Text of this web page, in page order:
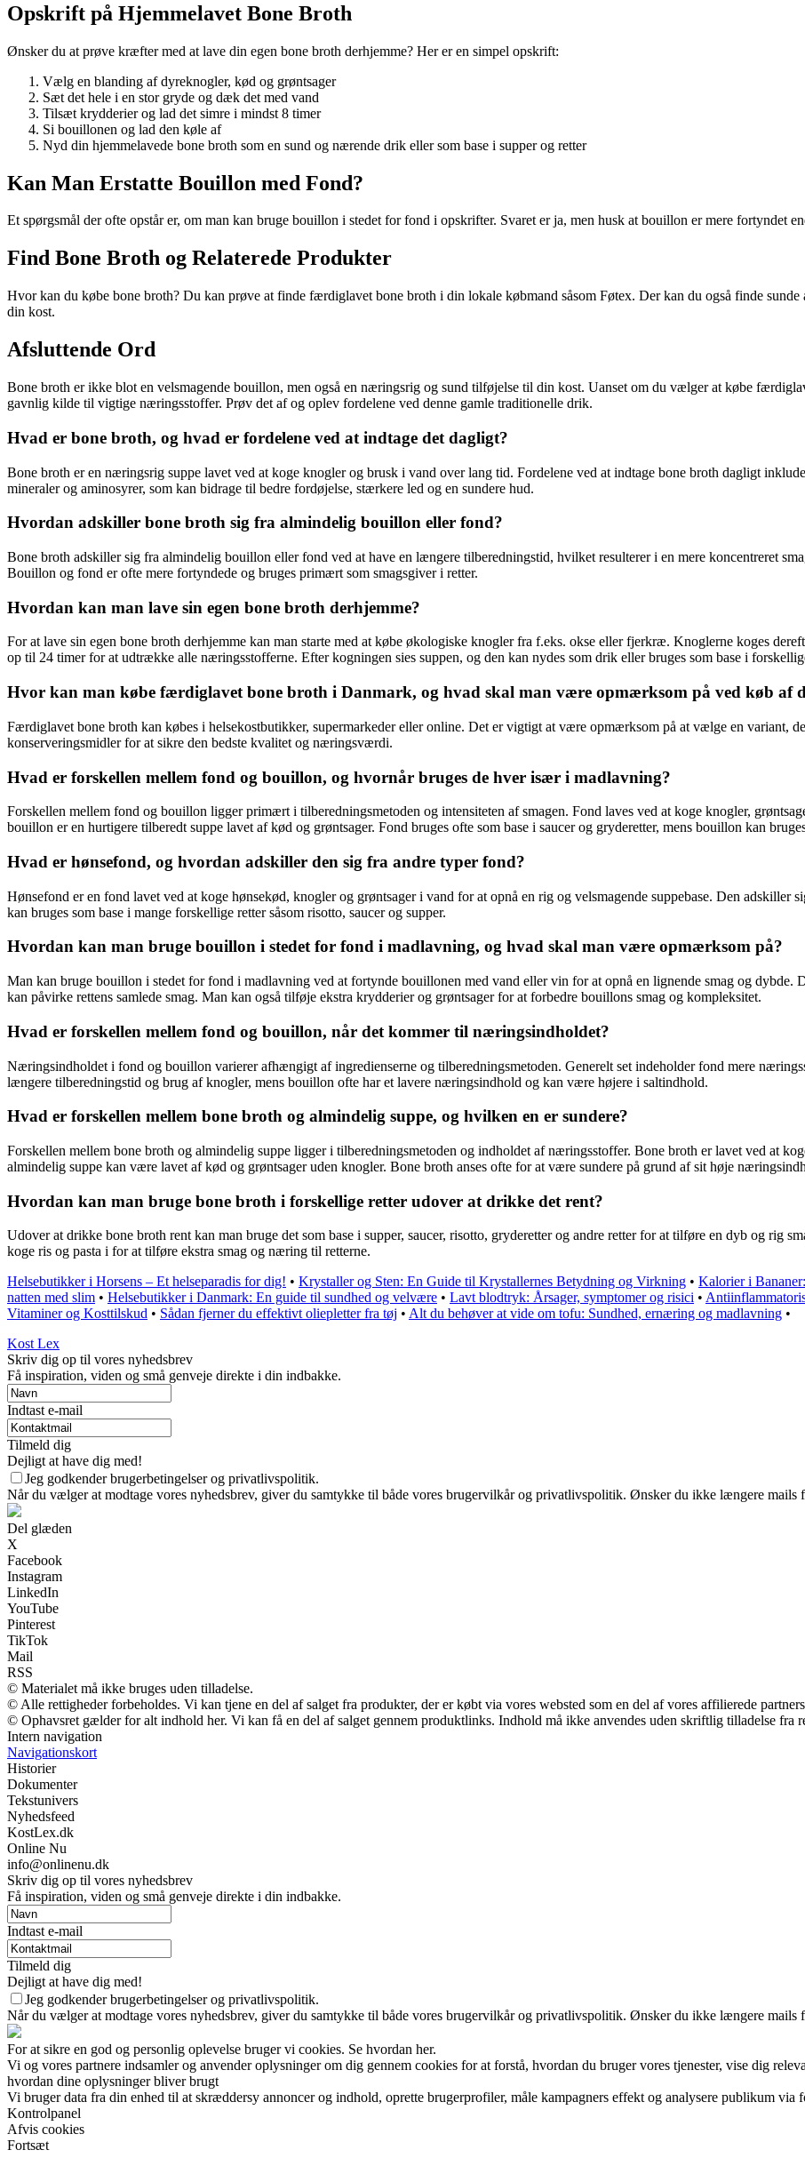
Opskrift på Hjemmelavet Bone Broth
Ønsker du at prøve kræfter med at lave din egen bone broth derhjemme? Her er en simpel opskrift:
Vælg en blanding af dyreknogler, kød og grøntsager
Sæt det hele i en stor gryde og dæk det med vand
Tilsæt krydderier og lad det simre i mindst 8 timer
Si bouillonen og lad den køle af
Nyd din hjemmelavede bone broth som en sund og nærende drik eller som base i supper og retter
Kan Man Erstatte Bouillon med Fond?
Et spørgsmål der ofte opstår er, om man kan bruge bouillon i stedet for fond i opskrifter. Svaret er ja, men husk at bouillon er mere fortyndet
Find Bone Broth og Relaterede Produkter
Hvor kan du købe bone broth? Du kan prøve at finde færdiglavet bone broth i din lokale købmand såsom Føtex. Der kan du også finde
din kost.
Afsluttende Ord
Bone broth er ikke blot en velsmagende bouillon, men også en næringsrig og sund tilføjelse til din kost. Uanset om du vælger at købe
gavnlig kilde til vigtige næringsstoffer. Prøv det af og oplev fordelene ved denne gamle traditionelle drik.
Hvad er bone broth, og hvad er fordelene ved at indtage det dagligt?
Bone broth er en næringsrig suppe lavet ved at koge knogler og brusk i vand over lang tid. Fordelene ved at indtage bone broth dagligt
mineraler og aminosyrer, som kan bidrage til bedre fordøjelse, stærkere led og en sundere hud.
Hvordan adskiller bone broth sig fra almindelig bouillon eller fond?
Bone broth adskiller sig fra almindelig bouillon eller fond ved at have en længere tilberedningstid, hvilket resulterer i en mere koncentreret
Bouillon og fond er ofte mere fortyndede og bruges primært som smagsgiver i retter.
Hvordan kan man lave sin egen bone broth derhjemme?
For at lave sin egen bone broth derhjemme kan man starte med at købe økologiske knogler fra f.eks. okse eller fjerkræ. Knoglerne koges
op til 24 timer for at udtrække alle næringsstofferne. Efter kogningen sies suppen, og den kan nydes som drik eller bruges som base i
Hvor kan man købe færdiglavet bone broth i Danmark, og hvad skal man være opmærksom på ved køb af
Færdiglavet bone broth kan købes i helsekostbutikker, supermarkeder eller online. Det er vigtigt at være opmærksom på at vælge en variant,
konserveringsmidler for at sikre den bedste kvalitet og næringsværdi.
Hvad er forskellen mellem fond og bouillon, og hvornår bruges de hver især i madlavning?
Forskellen mellem fond og bouillon ligger primært i tilberedningsmetoden og intensiteten af smagen. Fond laves ved at koge knogler,
bouillon er en hurtigere tilberedt suppe lavet af kød og grøntsager. Fond bruges ofte som base i saucer og gryderetter, mens bouillon kan
Hvad er hønsefond, og hvordan adskiller den sig fra andre typer fond?
Hønsefond er en fond lavet ved at koge hønsekød, knogler og grøntsager i vand for at opnå en rig og velsmagende suppebase. Den adskiller
kan bruges som base i mange forskellige retter såsom risotto, saucer og supper.
Hvordan kan man bruge bouillon i stedet for fond i madlavning, og hvad skal man være opmærksom på?
Man kan bruge bouillon i stedet for fond i madlavning ved at fortynde bouillonen med vand eller vin for at opnå en lignende smag og
kan påvirke rettens samlede smag. Man kan også tilføje ekstra krydderier og grøntsager for at forbedre bouillons smag og kompleksitet.
Hvad er forskellen mellem fond og bouillon, når det kommer til næringsindholdet?
Næringsindholdet i fond og bouillon varierer afhængigt af ingredienserne og tilberedningsmetoden. Generelt set indeholder fond mere
længere tilberedningstid og brug af knogler, mens bouillon ofte har et lavere næringsindhold og kan være højere i saltindhold.
Hvad er forskellen mellem bone broth og almindelig suppe, og hvilken en er sundere?
Forskellen mellem bone broth og almindelig suppe ligger i tilberedningsmetoden og indholdet af næringsstoffer. Bone broth er lavet ved at
almindelig suppe kan være lavet af kød og grøntsager uden knogler. Bone broth anses ofte for at være sundere på grund af sit høje
Hvordan kan man bruge bone broth i forskellige retter udover at drikke det rent?
Udover at drikke bone broth rent kan man bruge det som base i supper, saucer, risotto, gryderetter og andre retter for at tilføre en dyb og rig
koge ris og pasta i for at tilføre ekstra smag og næring til retterne.
Helsebutikker i Horsens – Et helseparadis for dig! • Krystaller og Sten: En Guide til Krystallernes Betydning og Virkning • Kalorier i
natten med slim • Helsebutikker i Danmark: En guide til sundhed og velvære • Lavt blodtryk: Årsager, symptomer og risici •
Vitaminer og Kosttilskud • Sådan fjerner du effektivt oliepletter fra tøj • Alt du behøver at vide om tofu: Sundhed, ernæring og madlavning •
Kost Lex
Skriv dig op til vores nyhedsbrev
Få inspiration, viden og små genveje direkte i din indbakke.
Indtast e-mail
Tilmeld dig
Dejligt at have dig med!
Jeg godkender brugerbetingelser og privatlivspolitik.
Når du vælger at modtage vores nyhedsbrev, giver du samtykke til både vores brugervilkår og privatlivspolitik. Ønsker du ikke længere mails
Del glæden
X
Facebook
Instagram
LinkedIn
YouTube
Pinterest
TikTok
Mail
RSS
© Materialet må ikke bruges uden tilladelse.
© Alle rettigheder forbeholdes. Vi kan tjene en del af salget fra produkter, der er købt via vores websted som en del af vores affilierede
© Ophavsret gælder for alt indhold her. Vi kan få en del af salget gennem produktlinks. Indhold må ikke anvendes uden skriftlig tilladelse fra
Intern navigation
Navigationskort
Historier
Dokumenter
Tekstunivers
Nyhedsfeed
KostLex.dk
Online Nu
info@onlinenu.dk
Skriv dig op til vores nyhedsbrev
Få inspiration, viden og små genveje direkte i din indbakke.
Indtast e-mail
Tilmeld dig
Dejligt at have dig med!
Jeg godkender brugerbetingelser og privatlivspolitik.
Når du vælger at modtage vores nyhedsbrev, giver du samtykke til både vores brugervilkår og privatlivspolitik. Ønsker du ikke længere mails
For at sikre en god og personlig oplevelse bruger vi cookies. Se hvordan her.
Vi og vores partnere indsamler og anvender oplysninger om dig gennem cookies for at forstå, hvordan du bruger vores tjenester, vise dig
hvordan dine oplysninger bliver brugt
Vi bruger data fra din enhed til at skræddersy annoncer og indhold, oprette brugerprofiler, måle kampagners effekt og analysere publikum via
Kontrolpanel
Afvis cookies
Fortsæt